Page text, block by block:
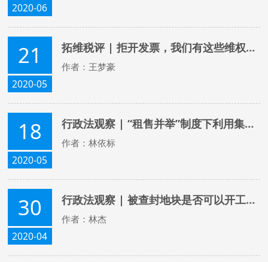
2020-06
21
2020-05
拓维税评 | 拒开发票，我们有这些维权应对方式
作者：王梦豪
18
2020-05
行政法观察 | “租售并举”制度下利用集体建设用地建设租赁住房问题研究——以全国13个试点城市为例
作者：林依标
30
2020-04
行政法观察 | 被查封地块是否可以开工建设
作者：林杰